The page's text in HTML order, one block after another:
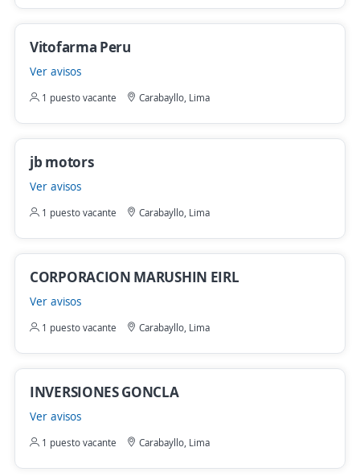
Vitofarma Peru
Ver avisos
1 puesto vacante Carabayllo, Lima
jb motors
Ver avisos
1 puesto vacante Carabayllo, Lima
CORPORACION MARUSHIN EIRL
Ver avisos
1 puesto vacante Carabayllo, Lima
INVERSIONES GONCLA
Ver avisos
1 puesto vacante Carabayllo, Lima